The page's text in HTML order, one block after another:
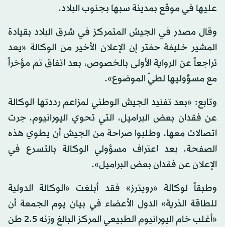
عليها في موقع بمدينة سبها بجنوب البلاد.
وقال مصدر في الجيش المتمركز في شرق البلاد بقيادة
المشير خليفة حفتر إن الإعلان الأخير من الوكالة «يعد
تراجعاً عن الرواية الأولى بالخصوص، بعد اتفاق تم مؤخراً
مع مسؤوليها لطيّ الموضوع».
وتابع: «بعد تفنيد الجيش الوطني لمزاعم رددتها الوكالة
عن فقدان بعض البراميل، التي تحوي اليورانيوم، جرت
اتصالات معها، وطلبوا صراحة من الجيش أن يطوي هذه
الصفحة، بعد اعتراف مسؤولي الوكالة بالتسرع في
الإعلان عن فقدان بعض البراميل».
وطبقاً لوكالة «رويترز» فقد أبلغت «الوكالة الدولية
للطاقة الذرية» الدول الأعضاء في بيان يوم الجمعة أن
«أغلب خام اليورانيوم الطبيعي المركز البالغ وزنه 2.5 طن